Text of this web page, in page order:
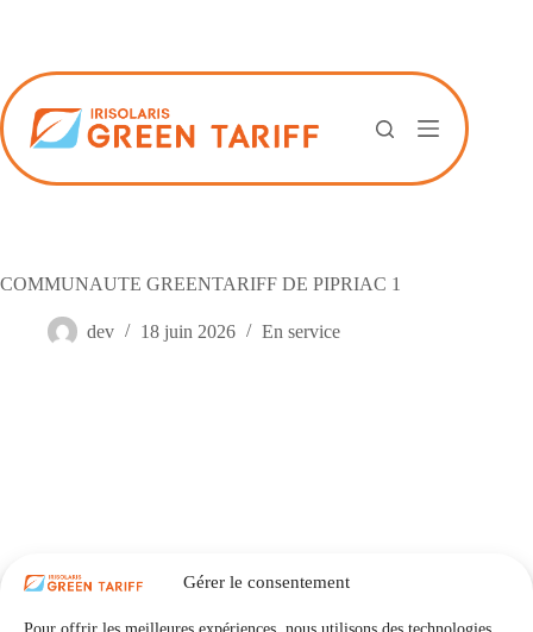
Gérer le consentement
COMMUNAUTE GREENTARIFF DE PIPRIAC 1
dev 18 juin 2026 En service